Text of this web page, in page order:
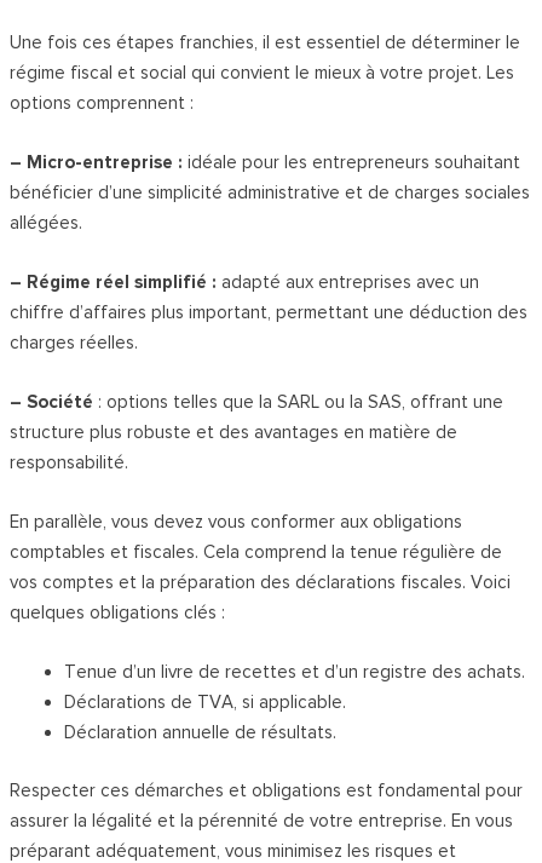
Une fois ces étapes franchies, il est essentiel de déterminer le
régime fiscal et social qui convient le mieux à votre projet. Les
options comprennent :
– Micro-entreprise : idéale pour les entrepreneurs souhaitant
bénéficier d’une simplicité administrative et de charges sociales
allégées.
– Régime réel simplifié : adapté aux entreprises avec un
chiffre d’affaires plus important, permettant une déduction des
charges réelles.
– Société : options telles que la SARL ou la SAS, offrant une
structure plus robuste et des avantages en matière de
responsabilité.
En parallèle, vous devez vous conformer aux obligations
comptables et fiscales. Cela comprend la tenue régulière de
vos comptes et la préparation des déclarations fiscales. Voici
quelques obligations clés :
Tenue d’un livre de recettes et d’un registre des achats.
Déclarations de TVA, si applicable.
Déclaration annuelle de résultats.
Respecter ces démarches et obligations est fondamental pour
assurer la légalité et la pérennité de votre entreprise. En vous
préparant adéquatement, vous minimisez les risques et